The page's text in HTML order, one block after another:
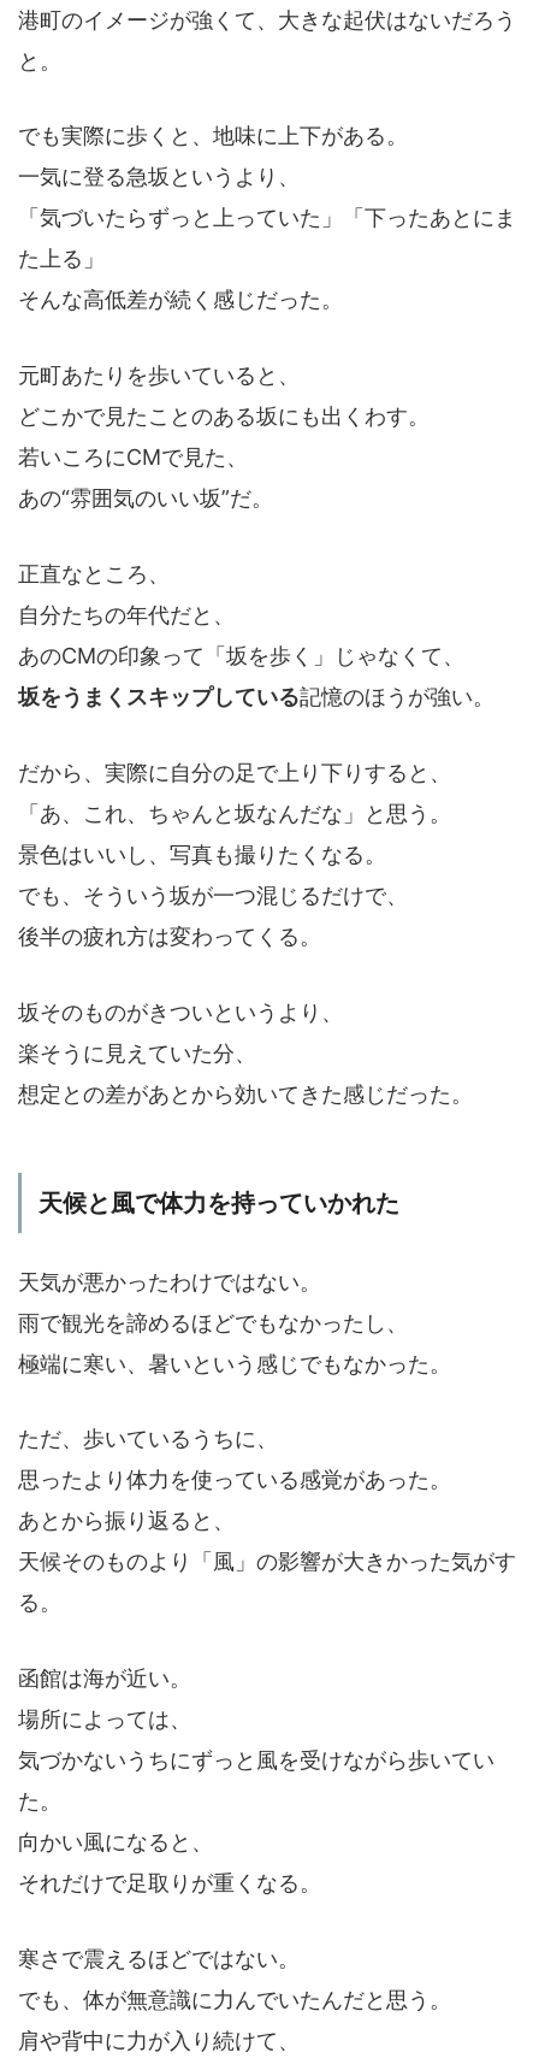
港町のイメージが強くて、大きな起伏はないだろう
と。
でも実際に歩くと、地味に上下がある。
一気に登る急坂というより、
「気づいたらずっと上っていた」「下ったあとにま
た上る」
そんな高低差が続く感じだった。
元町あたりを歩いていると、
どこかで見たことのある坂にも出くわす。
若いころにCMで見た、
あの“雰囲気のいい坂”だ。
正直なところ、
自分たちの年代だと、
あのCMの印象って「坂を歩く」じゃなくて、
坂をうまくスキップしている記憶のほうが強い。
だから、実際に自分の足で上り下りすると、
「あ、これ、ちゃんと坂なんだな」と思う。
景色はいいし、写真も撮りたくなる。
でも、そういう坂が一つ混じるだけで、
後半の疲れ方は変わってくる。
坂そのものがきついというより、
楽そうに見えていた分、
想定との差があとから効いてきた感じだった。
天候と風で体力を持っていかれた
天気が悪かったわけではない。
雨で観光を諦めるほどでもなかったし、
極端に寒い、暑いという感じでもなかった。
ただ、歩いているうちに、
思ったより体力を使っている感覚があった。
あとから振り返ると、
天候そのものより「風」の影響が大きかった気がす
る。
函館は海が近い。
場所によっては、
気づかないうちにずっと風を受けながら歩いてい
た。
向かい風になると、
それだけで足取りが重くなる。
寒さで震えるほどではない。
でも、体が無意識に力んでいたんだと思う。
肩や背中に力が入り続けて、